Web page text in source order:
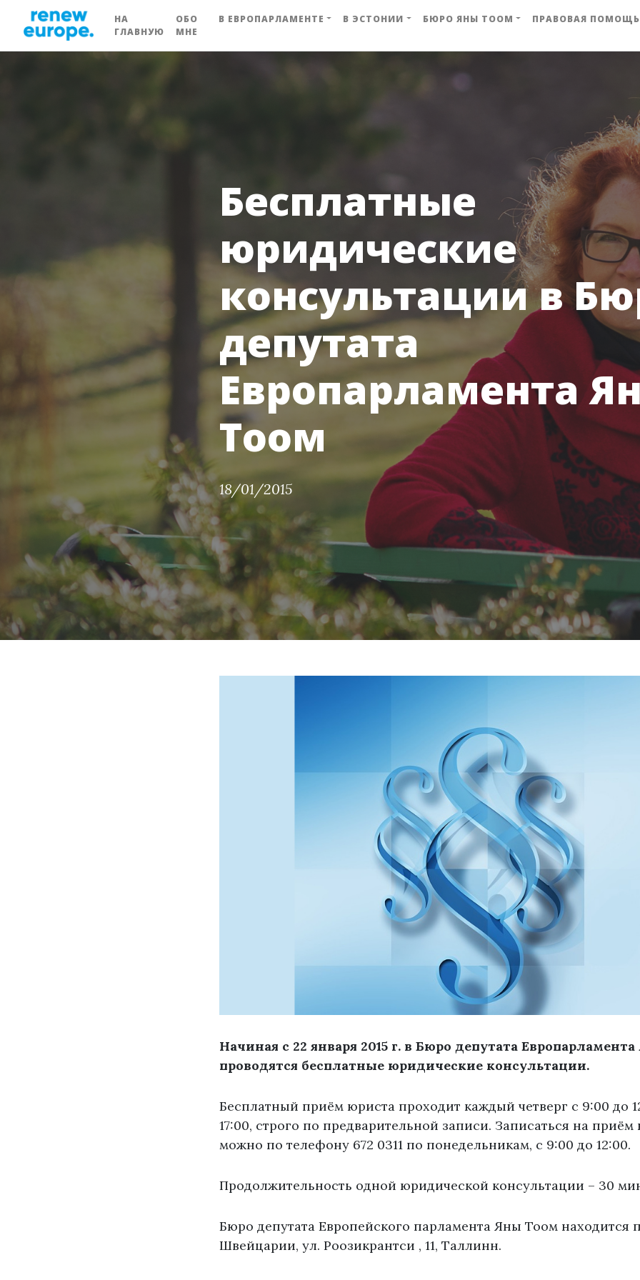
НА
ГЛАВНУЮ
ОБО
МНЕ
В ЕВРОПАРЛАМЕНТЕ В ЭСТОНИИ БЮРО ЯНЫ ТООМ ПРАВОВАЯ ПОМОЩЬ
Бесплатные
юридические
консультации в
депутата
Европарламента
Тоом
18/01/2015
Начиная с 22 января 2015 г. в Бюро депутата
проводятся бесплатные юридические консультации.
Бесплатный приём юриста проходит каждый четверг с 9:00 до
17:00, строго по предварительной записи. Записаться на приём
можно по телефону 672 0311 по понедельникам, с 9:00 до 12:00.
Продолжительность одной юридической консультации – 30
Бюро депутата Европейского парламента Яны Тоом находится
Швейцарии, ул. Роозикрантси , 11, Таллинн.